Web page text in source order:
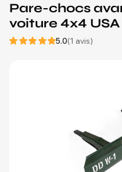
Pare-chocs
voiture 4x4
5.0(1 avis)